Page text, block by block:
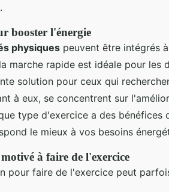
booster l'énergie
physiques peuvent être intégrés
marche rapide est idéale pour les
solution pour ceux qui
à eux, se concentrent sur
type d'exercice a des
le mieux à vos besoins
à faire de l'exercice
pour faire de l'exercice peut